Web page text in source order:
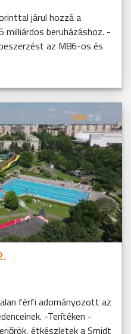
járul hozzá a
milliárdos beruházáshoz. -
az M86-os és
férfi adományozott az
-Terítéken -
étkészletek a Smidt